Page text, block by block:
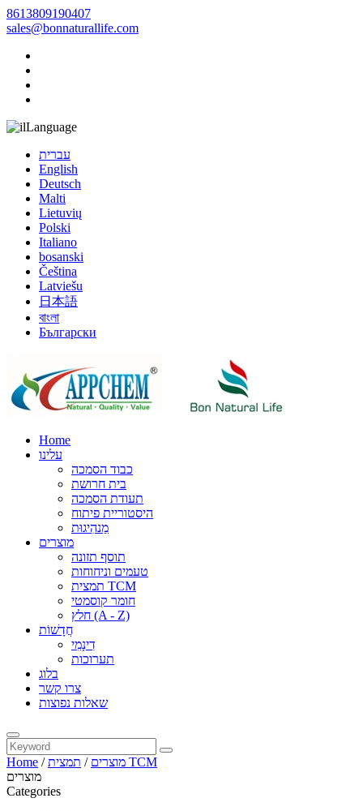
8613809190407
sales@bonnaturallife.com
Language
עברית
English
Deutsch
Malti
Lietuvių
Polski
Italiano
bosanski
Čeština
Latviešu
日本語
বাংলা
Български
Home
עלינו
כבוד הסמכה
בית חרושת
תעודת הסמכה
היסטוריית פיתוח
מַנהִיגוּת
מוצרים
תוסף תזונה
טעמים וניחוחות
תמצית TCM
חומר קוסמטי
חלץ (A - Z)
חֲדָשׁוֹת
דִינָמִי
תערוכות
בלוג
צרו קשר
שאלות נפוצות
Home / מוצרים /
תמצית TCM
מוצרים
Categories